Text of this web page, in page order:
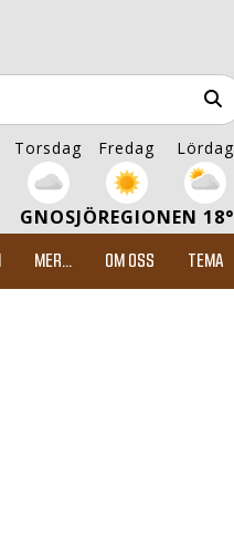
Torsdag Fredag Lördag
GNOSJÖREGIONEN 18°
MER... OM OSS TEMA